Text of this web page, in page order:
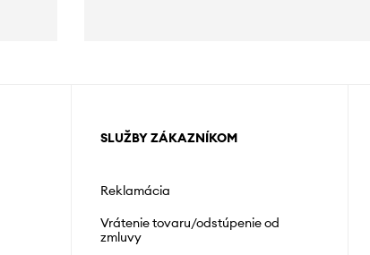
SLUŽBY ZÁKAZNÍKOM
Reklamácia
Vrátenie tovaru/odstúpenie od
zmluvy